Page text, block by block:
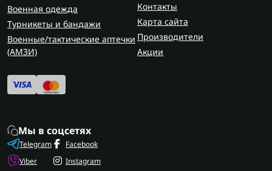
Военная одежда
Турникеты и бандажи
Военные/тактические аптечки
(AMЗИ)
Контакты
Карта сайта
Производители
Акции
Мы в соцсетях
Telegram
Viber
Facebook
Instagram